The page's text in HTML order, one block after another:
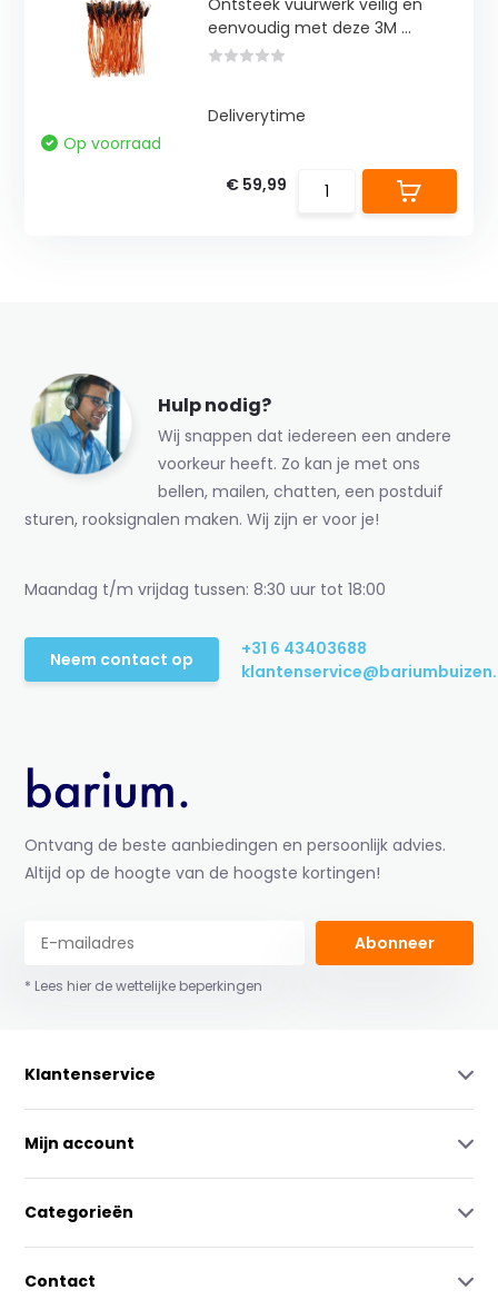
Ontsteek vuurwerk veilig en
eenvoudig met deze 3M ...
Deliverytime
Op voorraad
€ 59,99
Hulp nodig?
Wij snappen dat iedereen een andere
voorkeur heeft. Zo kan je met ons
bellen, mailen, chatten, een postduif
sturen, rooksignalen maken. Wij zijn er voor je!
Maandag t/m vrijdag tussen: 8:30 uur tot 18:00
Neem contact op
+31 6 43403688
Ontvang de beste aanbiedingen en persoonlijk advies.
Altijd op de hoogte van de hoogste kortingen!
Abonneer
* Lees hier de wettelijke beperkingen
Klantenservice
Mijn account
Categorieën
Contact